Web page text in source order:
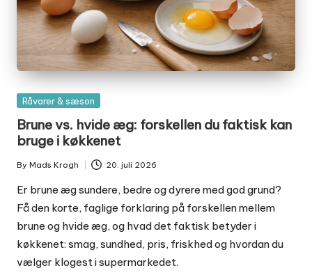
Posted
Råvarer & sæson
Brune vs. hvide æg: forskellen du faktisk kan
bruge i køkkenet
Posted
by
By Mads Krogh 20. juli 2026
Er brune æg sundere, bedre og dyrere med god grund?
Få den korte, faglige forklaring på forskellen mellem
brune og hvide æg, og hvad det faktisk betyder i
køkkenet: smag, sundhed, pris, friskhed og hvordan du
vælger klogest i supermarkedet.